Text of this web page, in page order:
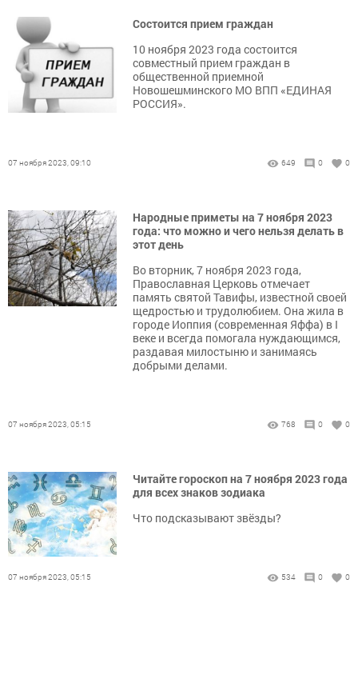
Состоится прием граждан
10 ноября 2023 года состоится
совместный прием граждан в
общественной приемной
Новошешминского МО ВПП «ЕДИНАЯ
РОССИЯ».
07 ноября 2023, 09:10 649 0 0
Народные приметы на 7 ноября 2023
года: что можно и чего нельзя делать в
этот день
Во вторник, 7 ноября 2023 года,
Православная Церковь отмечает
память святой Тавифы, известной своей
щедростью и трудолюбием. Она жила в
городе Иоппия (современная Яффа) в I
веке и всегда помогала нуждающимся,
раздавая милостыню и занимаясь
добрыми делами.
07 ноября 2023, 05:15 768 0 0
Читайте гороскоп на 7 ноября 2023 года
для всех знаков зодиака
Что подсказывают звёзды?
07 ноября 2023, 05:15 534 0 0